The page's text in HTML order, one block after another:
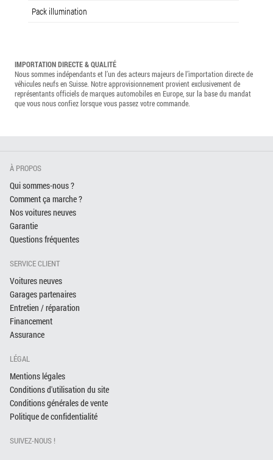
Pack illumination
IMPORTATION DIRECTE & QUALITÉ
Nous sommes indépendants et l’un des acteurs majeurs de l’importation directe de
véhicules neufs en Suisse. Notre approvisionnement provient exclusivement de
représentants officiels de marques automobiles en Europe, sur la base du mandat
que vous nous confiez lorsque vous passez votre commande.
À PROPOS
Qui sommes-nous ?
Comment ça marche ?
Nos voitures neuves
Garantie
Questions fréquentes
SERVICE CLIENT
Voitures neuves
Garages partenaires
Entretien / réparation
Financement
Assurance
LÉGAL
Mentions légales
Conditions d'utilisation du site
Conditions générales de vente
Politique de confidentialité
SUIVEZ-NOUS !